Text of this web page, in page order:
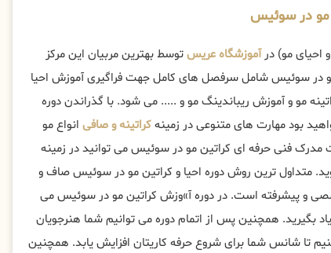
مو در سوئیس
احیای مو) درآموزشگاه عریستوسط بهترین مربیان این مرکز
در سوئیس شامل سرفصل های کامل جهت فراگیری آموزش احیا
مو و آموزش ریباندینگ مو و ..... می شود. با گذراندن دوره
بود مهارت های متنوعی در زمینهکراتینه و صافی انواع مو
فنی حرفه ای کراتین مو در سوئیس می توانید در زمینه
متداول ترین روش دوره احیا و کراتین مو در سوئیس صاف و
و پیشرفته است. در دوره آ»وزش کراتین مو در سوئیس می
بگیرید. همچنین پس از اتمام دوره می توانیم شما هنرجویان
تا شانس شما برای شروع حرفه کاریتان افزایش یابد. همچنین